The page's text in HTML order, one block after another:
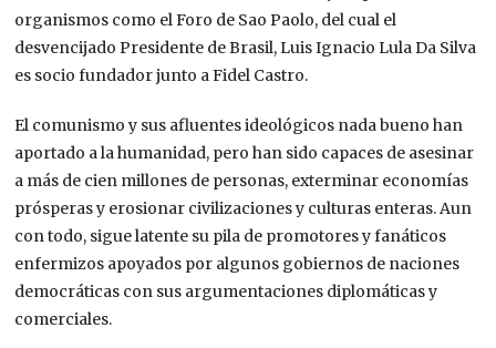
organismos como el Foro de Sao Paolo, del cual el
desvencijado Presidente de Brasil, Luis Ignacio Lula Da Silva
es socio fundador junto a Fidel Castro.
El comunismo y sus afluentes ideológicos nada bueno han
aportado a la humanidad, pero han sido capaces de asesinar
a más de cien millones de personas, exterminar economías
prósperas y erosionar civilizaciones y culturas enteras. Aun
con todo, sigue latente su pila de promotores y fanáticos
enfermizos apoyados por algunos gobiernos de naciones
democráticas con sus argumentaciones diplomáticas y
comerciales.